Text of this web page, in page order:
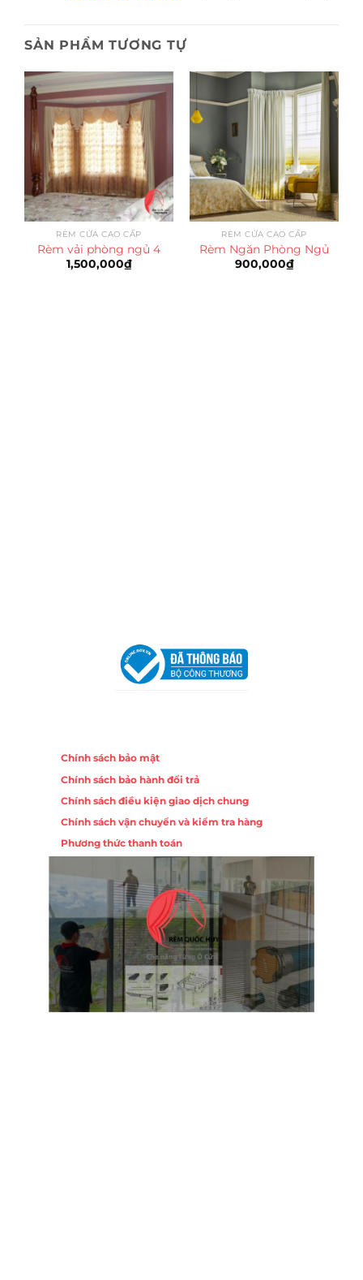
SẢN PHẨM TƯƠNG TỰ
RÈM CỬA CAO CẤP
Rèm vải phòng ngủ 4
1,500,000₫
RÈM CỬA CAO CẤP
Rèm Ngăn Phòng Ngủ
900,000₫
Chính sách bảo mật
Chính sách bảo hành đổi trả
Chính sách điều kiện giao dịch chung
Chính sách vận chuyển và kiểm tra hàng
Phương thức thanh toán